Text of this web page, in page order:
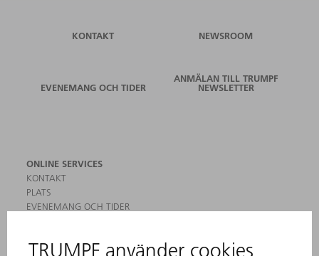
KONTAKT NEWSROOM
EVENEMANG OCH TIDER
ANMÄLAN TILL TRUMPF
NEWSLETTER
ONLINE SERVICES
KONTAKT
PLATS
EVENEMANG OCH TIDER
SÄKERHETSDATABLAD